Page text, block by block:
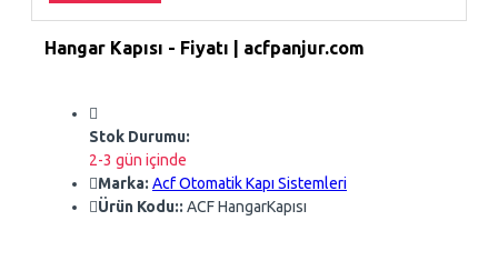
Hangar Kapısı - Fiyatı | acfpanjur.com
Stok Durumu:
2-3 gün içinde
Marka: Acf Otomatik Kapı Sistemleri
Ürün Kodu:: ACF HangarKapısı